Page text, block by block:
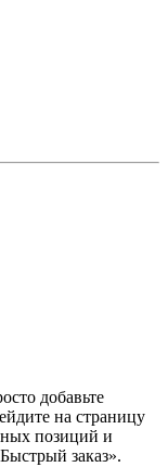
добавьте
на страницу
позиций и
заказ».